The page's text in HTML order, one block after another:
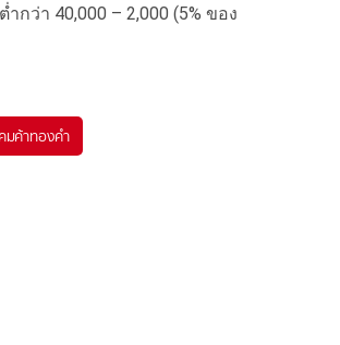
กว่า 40,000 – 2,000 (5% ของ
มค้าทองคำ